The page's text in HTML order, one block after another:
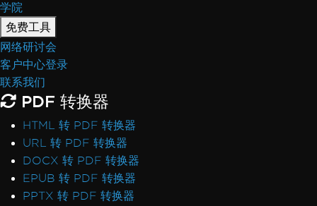
学院
免费工具
网络研讨会
客户中心登录
联系我们
PDF 转换器
HTML 转 PDF 转换器
URL 转 PDF 转换器
DOCX 转 PDF 转换器
EPUB 转 PDF 转换器
PPTX 转 PDF 转换器